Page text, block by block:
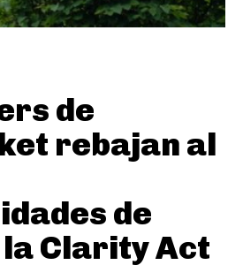
de
rebajan al
de
Clarity Act